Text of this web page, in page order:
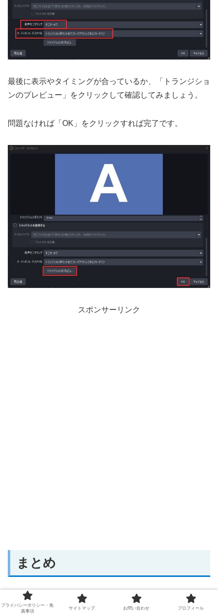
最後に表示やタイミングが合っているか、「トランジショ
ンのプレビュー」をクリックして確認してみましょう。
問題なければ「OK」をクリックすれば完了です。
スポンサーリンク
まとめ
この記事ではOBSのシーントランジション機能について
プライバシーポリシー・免
責事項
サイトマップ お問い合わせ プロフィール